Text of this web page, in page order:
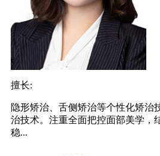
擅长:
隐形矫治、舌侧矫治等个性化矫治
治技术。注重全面把控面部美学，
稳...